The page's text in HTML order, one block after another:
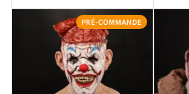
PRÉ-COMMANDE